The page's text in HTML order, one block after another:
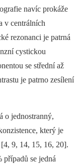
navíc prokáže
v centrálních
rezonanci je patrná
cystickou
se střední až
je patrno zesílení
o jednostranný,
který je
9, 14, 15, 16, 20].
případů se jedná